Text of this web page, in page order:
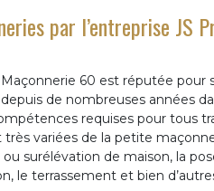
par l’entreprise JS
60 est réputée pour
de nombreuses années
requises pour tous
variées de la petite
surélévation de maison, la
le terrassement et bien